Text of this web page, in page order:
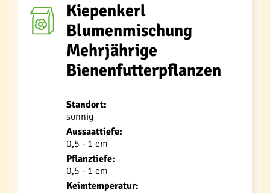
Kiepenkerl
Blumenmischung
Mehrjährige
Bienenfutterpflanzen
Standort:
sonnig
Aussaattiefe:
0,5 - 1 cm
Pflanztiefe:
0,5 - 1 cm
Keimtemperatur: